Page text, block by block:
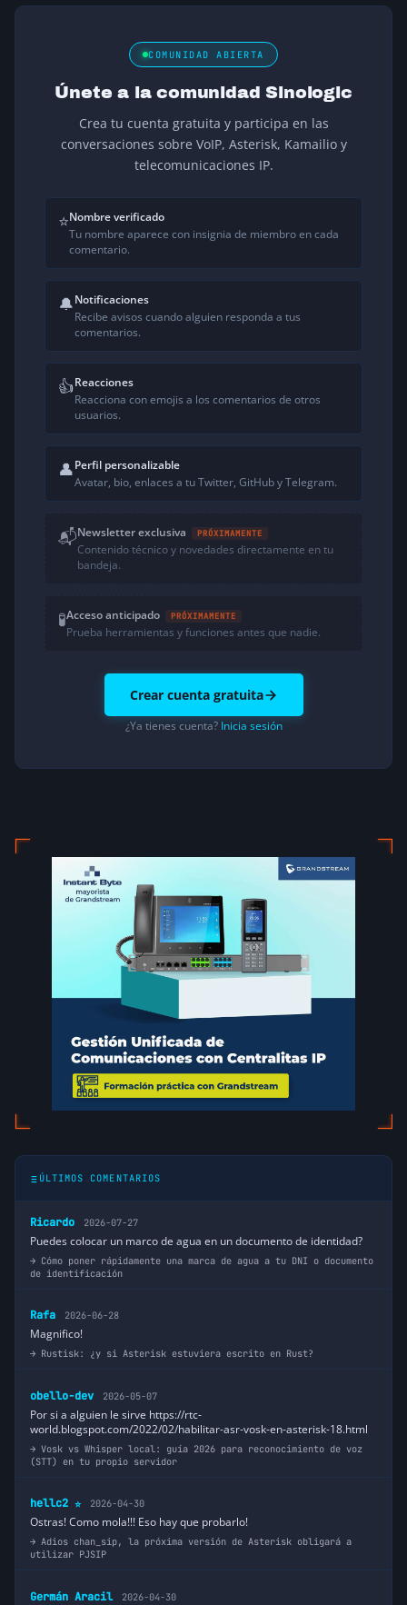
COMUNIDAD ABIERTA
Únete a la comunidad Sinologic
Crea tu cuenta gratuita y participa en las
conversaciones sobre VoIP, Asterisk, Kamailio y
telecomunicaciones IP.
⭐Nombre verificado
Tu nombre aparece con insignia de miembro en cada
comentario.
🔔Notificaciones
Recibe avisos cuando alguien responda a tus
comentarios.
👍Reacciones
Reacciona con emojis a los comentarios de otros
usuarios.
👤Perfil personalizable
Avatar, bio, enlaces a tu Twitter, GitHub y Telegram.
📬Newsletter exclusiva PRÓXIMAMENTE
Contenido técnico y novedades directamente en tu
bandeja.
🧪Acceso anticipado PRÓXIMAMENTE
Prueba herramientas y funciones antes que nadie.
Crear cuenta gratuita
¿Ya tienes cuenta? Inicia sesión
ÚLTIMOS COMENTARIOS
Ricardo 2026-07-27
Puedes colocar un marco de agua en un documento de identidad?
Cómo poner rápidamente una marca de agua a tu DNI o documento
de identificación
Rafa 2026-06-28
Magnifico!
Rustisk: ¿y si Asterisk estuviera escrito en Rust?
obello-dev 2026-05-07
Por si a alguien le sirve https://rtc-
world.blogspot.com/2022/02/habilitar-asr-vosk-en-asterisk-18.html
Vosk vs Whisper local: guía 2026 para reconocimiento de voz
(STT) en tu propio servidor
hellc2 ⭐ 2026-04-30
Ostras! Como mola!!! Eso hay que probarlo!
Adios chan_sip, la próxima versión de Asterisk obligará a
utilizar PJSIP
Germán Aracil 2026-04-30